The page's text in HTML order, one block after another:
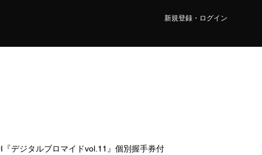
新規登録・ログイン
『デジタルブロマイドvol.11』個別握手券付